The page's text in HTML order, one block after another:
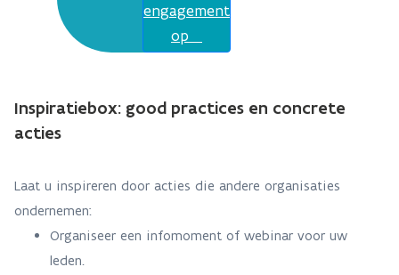
engagement
op
Inspiratiebox: good practices en concrete
acties
Laat u inspireren door acties die andere organisaties
ondernemen:
Organiseer een infomoment of webinar voor uw
leden.